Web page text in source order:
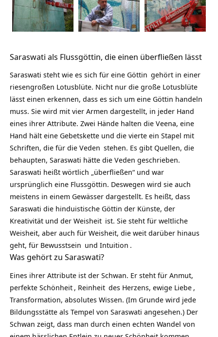
Saraswati als Flussgöttin, die einen überfließen lässt
Saraswati steht wie es sich für eine Göttin gehört in einer
riesengroßen Lotusblüte. Nicht nur die große Lotusblüte
lässt einen erkennen, dass es sich um eine Göttin handeln
muss. Sie wird mit vier Armen dargestellt, in jeder Hand
eines ihrer Attribute. Zwei Hände halten die Veena, eine
Hand hält eine Gebetskette und die vierte ein Stapel mit
Schriften, die für die Veden stehen. Es gibt Quellen, die
behaupten, Saraswati hätte die Veden geschrieben.
Saraswati heißt wörtlich „überfließen“ und war
ursprünglich eine Flussgöttin. Deswegen wird sie auch
meistens in einem Gewässer dargestellt. Es heißt, dass
Saraswati die hinduistische Göttin der Künste, der
Kreativität und der Weisheit ist. Sie steht für weltliche
Weisheit, aber auch für Weisheit, die weit darüber hinaus
geht, für Bewusstsein und Intuition .
Was gehört zu Saraswati?
Eines ihrer Attribute ist der Schwan. Er steht für Anmut,
perfekte Schönheit , Reinheit des Herzens, ewige Liebe ,
Transformation, absolutes Wissen. (Im Grunde wird jede
Bildungsstätte als Tempel von Saraswati angesehen.) Der
Schwan zeigt, dass man durch einen echten Wandel von